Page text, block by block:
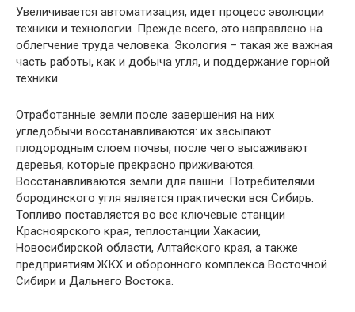
Увеличивается автоматизация, идет процесс эволюции
техники и технологии. Прежде всего, это направлено на
облегчение труда человека. Экология – такая же важная
часть работы, как и добыча угля, и поддержание горной
техники.
Отработанные земли после завершения на них
угледобычи восстанавливаются: их засыпают
плодородным слоем почвы, после чего высаживают
деревья, которые прекрасно приживаются.
Восстанавливаются земли для пашни. Потребителями
бородинского угля является практически вся Сибирь.
Топливо поставляется во все ключевые станции
Красноярского края, теплостанции Хакасии,
Новосибирской области, Алтайского края, а также
предприятиям ЖКХ и оборонного комплекса Восточной
Сибири и Дальнего Востока.